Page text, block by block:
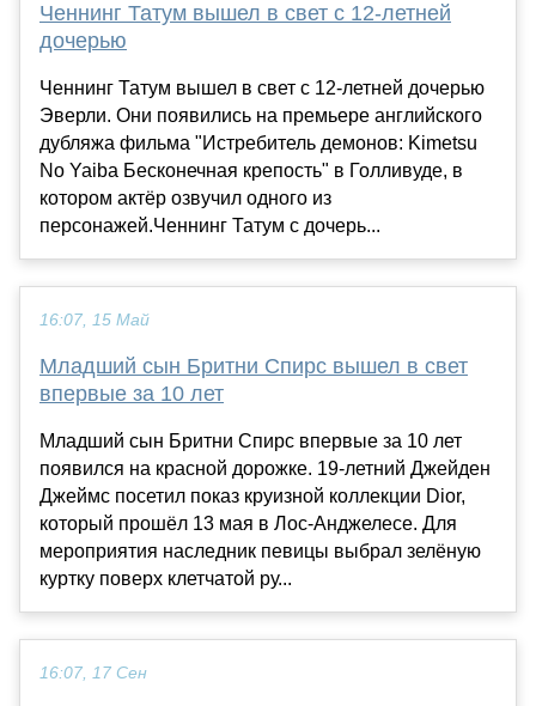
Ченнинг Татум вышел в свет с 12-летней
дочерью
Ченнинг Татум вышел в свет с 12-летней дочерью
Эверли. Они появились на премьере английского
дубляжа фильма "Истребитель демонов: Kimetsu
No Yaiba Бесконечная крепость" в Голливуде, в
котором актёр озвучил одного из
персонажей.Ченнинг Татум с дочерь...
16:07, 15 Май
Младший сын Бритни Спирс вышел в свет
впервые за 10 лет
Младший сын Бритни Спирс впервые за 10 лет
появился на красной дорожке. 19-летний Джейден
Джеймс посетил показ круизной коллекции Dior,
который прошёл 13 мая в Лос-Анджелесе. Для
мероприятия наследник певицы выбрал зелёную
куртку поверх клетчатой ру...
16:07, 17 Сен